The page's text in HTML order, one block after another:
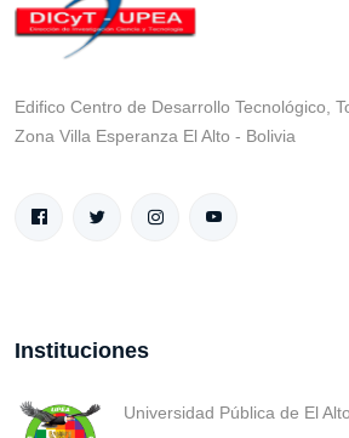
Edifico Centro de Desarrollo Tecnológico,
Zona Villa Esperanza El Alto - Bolivia
Instituciones
Universidad Pública de El Alto